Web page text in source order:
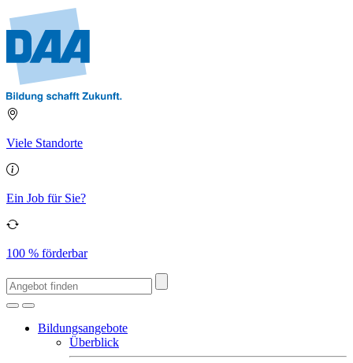
Viele Standorte
Ein Job für Sie?
100 % förderbar
Bildungsangebote
Überblick